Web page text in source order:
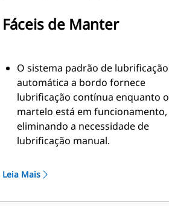
Fáceis de Manter
O sistema padrão de lubrificação
automática a bordo fornece
lubrificação contínua enquanto o
martelo está em funcionamento,
eliminando a necessidade de
lubrificação manual.
fácil substituição no campo,
serviço.
Leia Mais